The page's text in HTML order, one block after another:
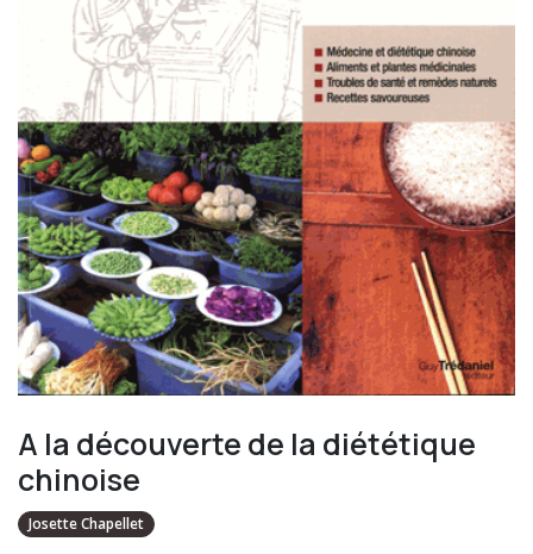
A la découverte de la diététique
chinoise
Josette Chapellet